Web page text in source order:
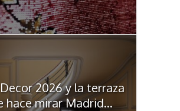
2026 y la terraza
hace mirar Madrid...